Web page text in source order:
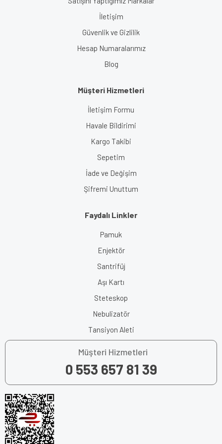
İletişim
Güvenlik ve Gizlilik
Hesap Numaralarımız
Blog
Müşteri Hizmetleri
İletişim Formu
Havale Bildirimi
Kargo Takibi
Sepetim
İade ve Değişim
Şifremi Unuttum
Faydalı Linkler
Pamuk
Enjektör
Santrifüj
Aşı Kartı
Steteskop
Nebulizatör
Tansiyon Aleti
Müşteri Hizmetleri
0 553 657 81 39